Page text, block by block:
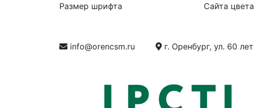
Размер шрифта Сайта цвета
info@orencsm.ru г. Оренбург, ул. 60